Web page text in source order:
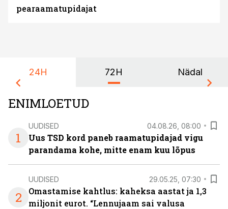
pearaamatupidajat
24H 72H Nädal
ENIMLOETUD
1
UUDISED 04.08.26, 08:00
Uus TSD kord paneb raamatupidajad vigu
parandama kohe, mitte enam kuu lõpus
2
UUDISED 29.05.25, 07:30
Omastamise kahtlus: kaheksa aastat ja 1,3
miljonit eurot. “Lennujaam sai valusa